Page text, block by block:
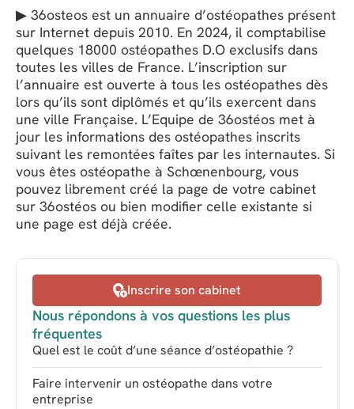
▶ 36osteos est un annuaire d’ostéopathes présent
sur Internet depuis 2010. En 2024, il comptabilise
quelques 18000 ostéopathes D.O exclusifs dans
toutes les villes de France. L’inscription sur
l’annuaire est ouverte à tous les ostéopathes dès
lors qu’ils sont diplômés et qu’ils exercent dans
une ville Française. L’Equipe de 36ostéos met à
jour les informations des ostéopathes inscrits
suivant les remontées faîtes par les internautes. Si
vous êtes ostéopathe à Schœnenbourg, vous
pouvez librement créé la page de votre cabinet
sur 36ostéos ou bien modifier celle existante si
une page est déjà créée.
Inscrire son cabinet
Nous répondons à vos questions les plus
fréquentes
Quel est le coût d’une séance d’ostéopathie ?
Faire intervenir un ostéopathe dans votre
entreprise